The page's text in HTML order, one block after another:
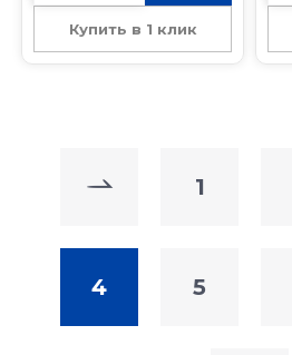
Купить в 1 клик
1
4 5